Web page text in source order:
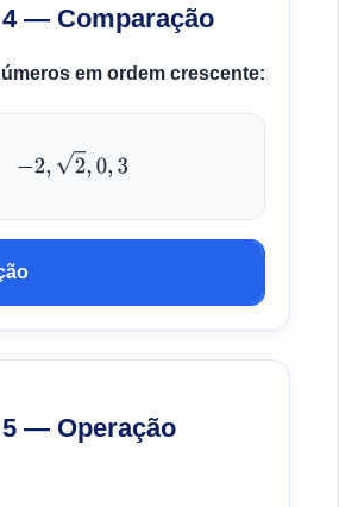
— Comparação
em ordem crescente:
−2,2,0, 3
— Operação